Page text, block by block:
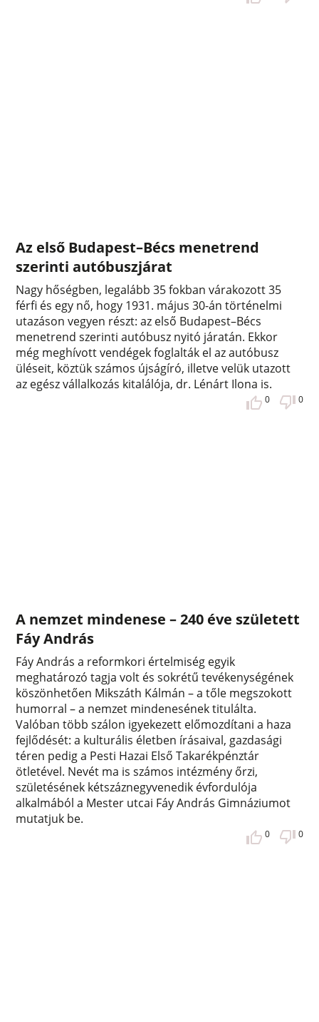
Az első Budapest–Bécs menetrend
szerinti autóbuszjárat
Nagy hőségben, legalább 35 fokban várakozott 35
férfi és egy nő, hogy 1931. május 30-án történelmi
utazáson vegyen részt: az első Budapest–Bécs
menetrend szerinti autóbusz nyitó járatán. Ekkor
még meghívott vendégek foglalták el az autóbusz
üléseit, köztük számos újságíró, illetve velük utazott
az egész vállalkozás kitalálója, dr. Lénárt Ilona is.
0 0
A nemzet mindenese – 240 éve született
Fáy András
Fáy András a reformkori értelmiség egyik
meghatározó tagja volt és sokrétű tevékenységének
köszönhetően Mikszáth Kálmán – a tőle megszokott
humorral – a nemzet mindenesének titulálta.
Valóban több szálon igyekezett előmozdítani a haza
fejlődését: a kulturális életben írásaival, gazdasági
téren pedig a Pesti Hazai Első Takarékpénztár
ötletével. Nevét ma is számos intézmény őrzi,
születésének kétszáznegyvenedik évfordulója
alkalmából a Mester utcai Fáy András Gimnáziumot
mutatjuk be.
0 0